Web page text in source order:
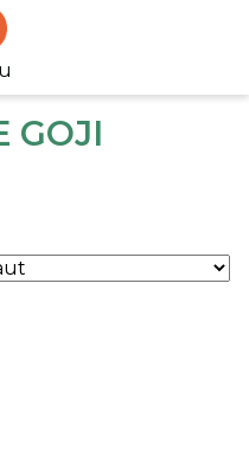
GOJI